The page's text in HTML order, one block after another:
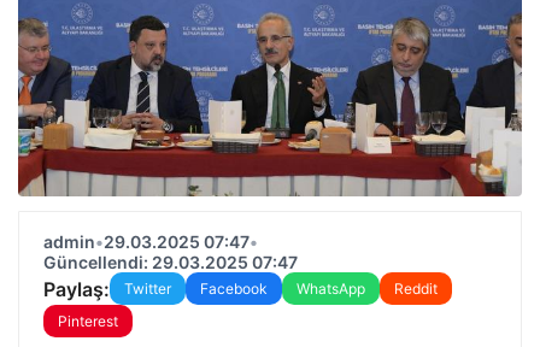
admin•29.03.2025 07:47•
Güncellendi: 29.03.2025 07:47
Paylaş: Twitter Facebook WhatsApp
Reddit
Pinterest